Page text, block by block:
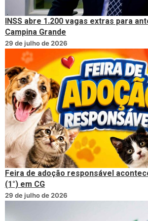
INSS abre 1.200 vagas extras para
Campina Grande
29 de julho de 2026
Feira de adoção responsável
(1°) em CG
29 de julho de 2026